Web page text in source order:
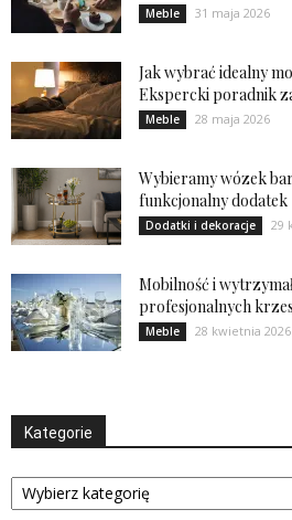
Meble 31 maja 2026
Jak wybrać idealny
Ekspercki poradnik
Meble 28 maja 2026
Wybieramy wózek
funkcjonalny dodatek
Dodatki i dekoracje 29
Mobilność i
profesjonalnych
Meble 28 kwietnia 2026
Kategorie
Kategorie